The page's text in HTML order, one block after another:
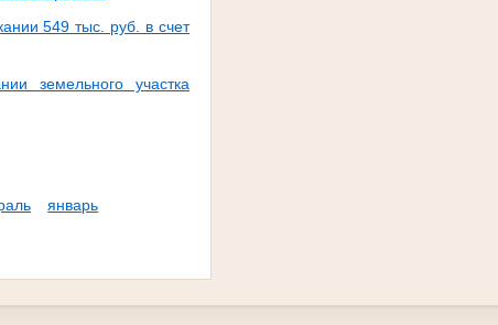
549 тыс. руб. в счет
земельного участка
январь